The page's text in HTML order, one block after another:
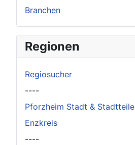
Branchen
Regionen
Regiosucher
----
Pforzheim Stadt & Stadtteile
Enzkreis
----